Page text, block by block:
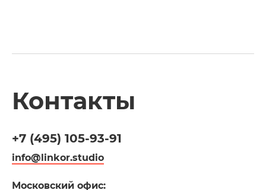
Контакты
+7 (495) 105-93-91
info@linkor.studio
Московский офис: